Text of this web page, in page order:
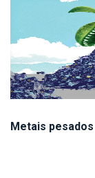
Metais pesados